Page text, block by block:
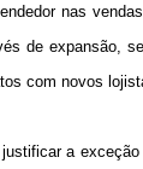
nas
de expansão,
com novos
a exceção